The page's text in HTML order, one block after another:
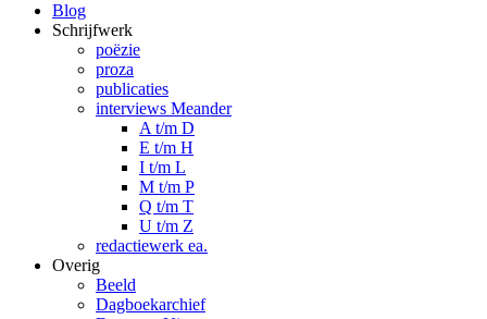
Blog
Schrijfwerk
poëzie
proza
publicaties
interviews Meander
A t/m D
E t/m H
I t/m L
M t/m P
Q t/m T
U t/m Z
redactiewerk ea.
Overig
Beeld
Dagboekarchief